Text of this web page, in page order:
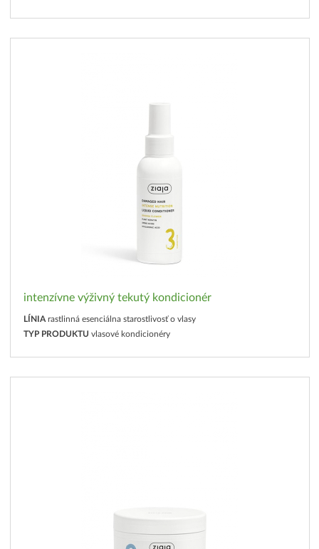
intenzívne výživný tekutý kondicionér
LÍNIA rastlinná esenciálna starostlivosť o vlasy
TYP PRODUKTU vlasové kondicionéry